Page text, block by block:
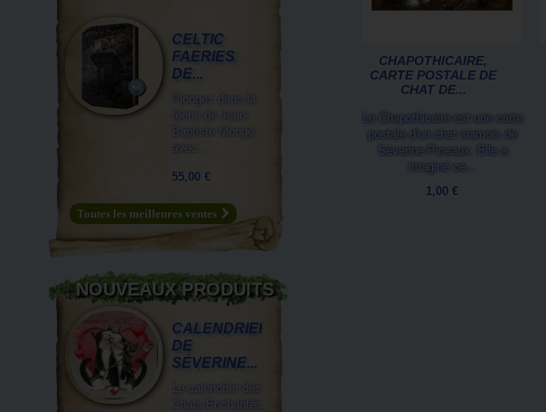
CHAPOTHICAIRE,
CARTE POSTALE DE
CHAT DE...
Le Chapothicaire est une carte
postale d'un chat siamois de
Séverine Pineaux. Elle a
imaginé ce...
1,00 €
CELTIC
FAERIES
DE...
Plongez dans la
féerie de Jean-
Baptiste Monge
avec...
55,00 €
Toutes les meilleures ventes
NOUVEAUX PRODUITS
CALENDRIER
DE
SÉVERINE...
Le calendrier des
Chats Enchantés